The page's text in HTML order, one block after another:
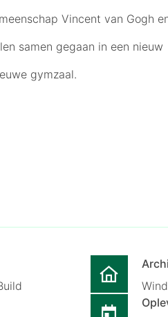
Vincent van Gogh
samen gegaan in een nieuw
gymzaal.